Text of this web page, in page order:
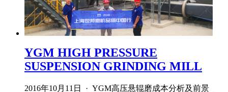
YGM HIGH PRESSURE
SUSPENSION GRINDING MILL
2016年10月11日 · YGM高压悬辊磨成本分析及前景